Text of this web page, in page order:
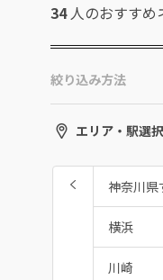
34人のおすすめ
絞り込み方法
エリア・駅選択
神奈川県
横浜
川崎